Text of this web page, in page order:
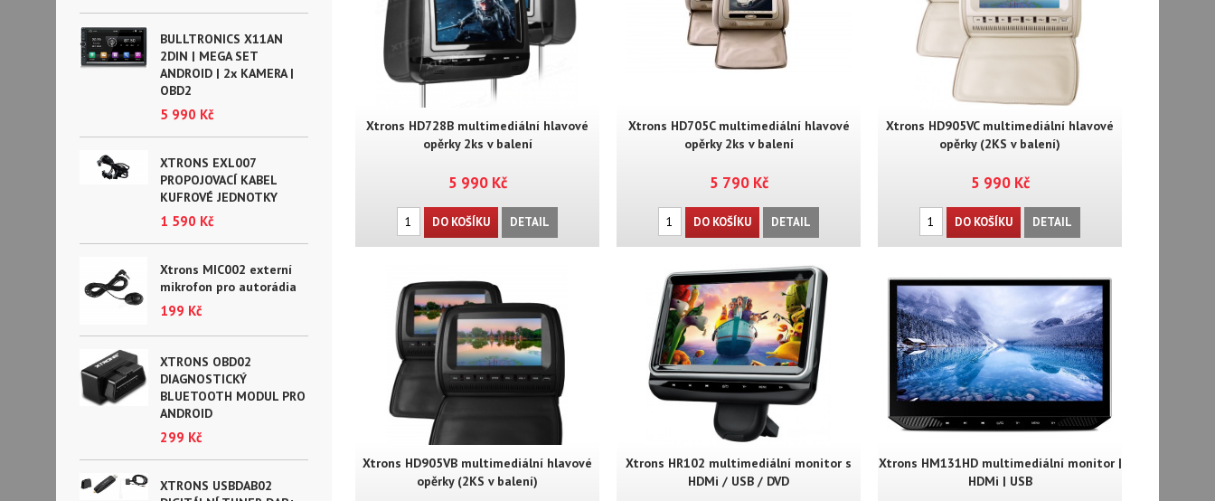
BULLTRONICS X11AN
2DIN | MEGA SET
ANDROID | 2x KAMERA |
OBD2
5 990 Kč
XTRONS EXL007
PROPOJOVACÍ KABEL
KUFROVÉ JEDNOTKY
1 590 Kč
Xtrons MIC002 externí
mikrofon pro autorádia
199 Kč
XTRONS OBD02
DIAGNOSTICKÝ
BLUETOOTH MODUL PRO
ANDROID
299 Kč
XTRONS USBDAB02
Xtrons HD728B multimediální hlavové
opěrky 2ks v balení
5 990 Kč
DO KOŠÍKU DETAIL
Xtrons HD705C multimediální hlavové
opěrky 2ks v balení
5 790 Kč
DO KOŠÍKU DETAIL
Xtrons HD905VC multimediální hlavové
opěrky (2KS v balení)
5 990 Kč
DO KOŠÍKU DETAIL
Xtrons HD905VB multimediální hlavové
opěrky (2KS v balení)
Xtrons HR102 multimediální monitor s
HDMi / USB / DVD
Xtrons HM131HD multimediální monitor |
HDMi | USB